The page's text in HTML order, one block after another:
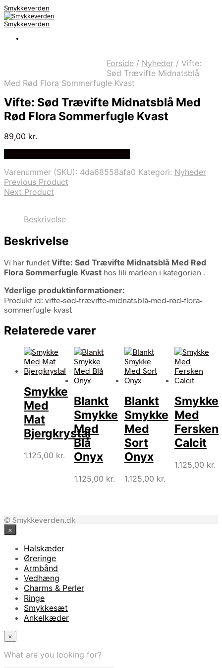
Smykkeverden
Smykkeverden
Forside / Nyheder / Vifte:
Sød Trævifte Midnatsblå
Med Rød Flora Sommerfugle Kvast
Vifte: Sød Trævifte Midnatsblå Med
Rød Flora Sommerfugle Kvast
89,00 kr.
Varenummer (SKU): 4da68558afa0 Kategori: Nyheder
Previous Product
Next Product
Beskrivelse
Beskrivelse
Vi har fundet Vifte: Sød Trævifte Midnatsblå Med Rød
Flora Sommerfugle Kvast hos lili marleen i kategorien .
Yderlige produktinformationer:
Produkt id: vifte-sød-trævifte-midnatsblå-med-rød-flora-
sommerfugle-kvast
Relaterede varer
Smykke
Med
Mat
Bjergkrystal
1.125,00 kr.
Blankt
Smykke
Med
Blå
Onyx
1.125,00 kr.
Blankt
Smykke
Med
Sort
Onyx
1.125,00 kr.
Smykke
Med
Fersken
Calcit
1.125,00 kr.
© Smykkeverden.dk
×
Halskæder
Øreringe
Armbånd
Vedhæng
Charms & Perler
Ringe
Smykkesæt
Ankelkæder
×
What are you looking for?